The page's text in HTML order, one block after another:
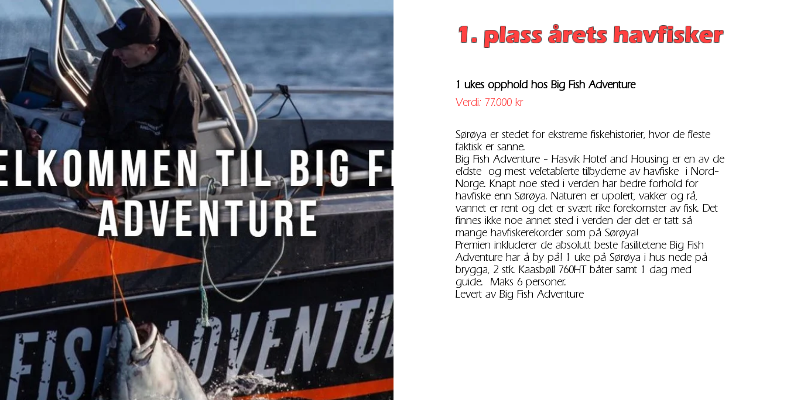
1. plass årets havfisker
1 ukes opphold hos Big Fish Adventure
Verdi: 77.000 kr
Sørøya er stedet for ekstreme fiskehistorier, hvor de fleste
faktisk er sanne.
Big Fish Adventure - Hasvik Hotel and Housing er en av de
eldste og mest veletablerte tilbyderne av havfiske i Nord-
Norge. Knapt noe sted i verden har bedre forhold for
havfiske enn Sørøya. Naturen er upolert, vakker og rå,
vannet er rent og det er svært rike forekomster av fisk. Det
finnes ikke noe annet sted i verden der det er tatt så
mange havfiskerekorder som på Sørøya!
Premien inkluderer de absolutt beste fasilitetene Big Fish
Adventure har å by på! 1 uke på Sørøya i hus nede på
brygga, 2 stk. Kaasbøll 760HT båter samt 1 dag med
guide. Maks 6 personer.
Levert av Big Fish Adventure